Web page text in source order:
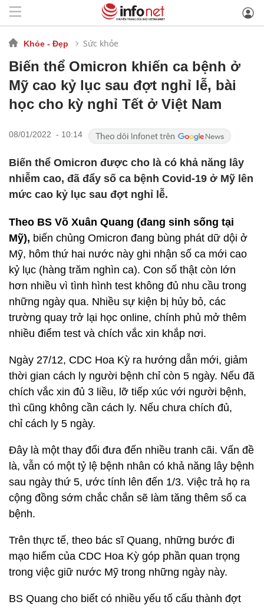
Khỏe - Đẹp Sức khỏe
Biến thể Omicron khiến ca bệnh ở
Mỹ cao kỷ lục sau đợt nghỉ lễ, bài
học cho kỳ nghỉ Tết ở Việt Nam
08/01/2022 - 10:14
Biến thể Omicron được cho là có khả năng lây
nhiễm cao, đã đẩy số ca bệnh Covid-19 ở Mỹ lên
mức cao kỷ lục sau đợt nghỉ lễ.
Theo BS Võ Xuân Quang (đang sinh sống tại
Mỹ), biến chủng Omicron đang bùng phát dữ dội ở
Mỹ, hôm thứ hai nước này ghi nhận số ca mới cao
kỷ lục (hàng trăm nghìn ca). Con số thật còn lớn
hơn nhiều vì tình hình test không đủ nhu cầu trong
những ngày qua. Nhiều sự kiện bị hủy bỏ, các
trường quay trở lại học online, chính phủ mở thêm
nhiều điểm test và chích vắc xin khắp nơi.
Ngày 27/12, CDC Hoa Kỳ ra hướng dẫn mới, giảm
thời gian cách ly người bệnh chỉ còn 5 ngày. Nếu đã
chích vắc xin đủ 3 liều, lỡ tiếp xúc với người bệnh,
thì cũng không cần cách ly. Nếu chưa chích đủ,
chỉ cách ly 5 ngày.
Đây là một thay đổi đưa đến nhiều tranh cãi. Vấn đề
là, vẫn có một tỷ lệ bệnh nhân có khả năng lây bệnh
sau ngày thứ 5, ước tính lên đến 1/3. Việc trả họ ra
cộng đồng sớm chắc chắn sẽ làm tăng thêm số ca
bệnh.
Trên thực tế, theo bác sĩ Quang, những bước đi
mạo hiểm của CDC Hoa Kỳ góp phần quan trọng
trong việc giữ nước Mỹ trong những ngày này.
BS Quang cho biết có nhiều yếu tố cấu thành đợt